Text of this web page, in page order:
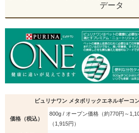
データ
ピュリナワン メタボリックエネルギーコ
価格（税込）
800g / オープン価格（約770円～
（1,915円）